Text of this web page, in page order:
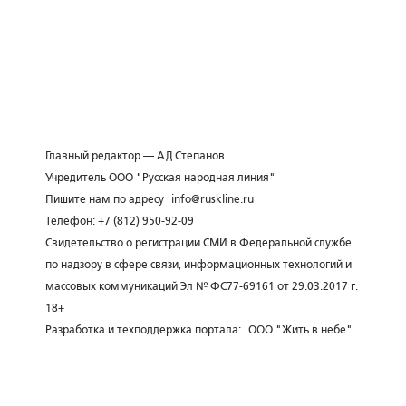
Главный редактор — А.Д.Степанов
Учредитель ООО "Русская народная линия"
Пишите нам по адресу
info@ruskline.ru
Телефон: +7 (812) 950-92-09
Свидетельство о регистрации СМИ в Федеральной службе
по надзору в сфере связи, информационных технологий и
массовых коммуникаций Эл № ФС77-69161 от 29.03.2017 г.
18+
Разработка и техподдержка портала: ООО "Жить в небе"